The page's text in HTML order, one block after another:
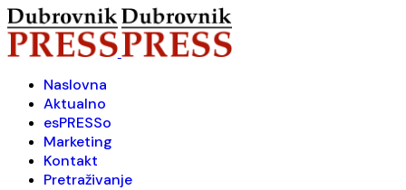
Naslovna
Aktualno
esPRESSo
Marketing
Kontakt
Pretraživanje